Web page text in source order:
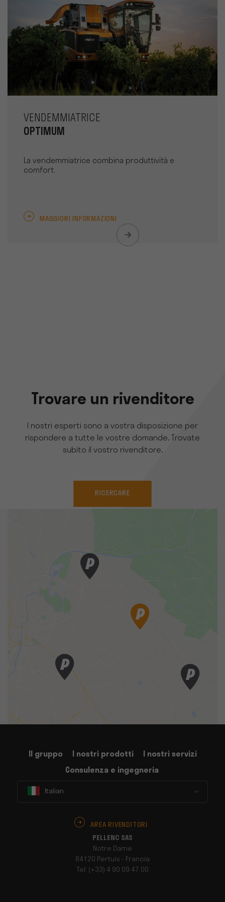
VENDEMMIATRICE
OPTIMUM
La vendemmiatrice combina produttività e
comfort.
MAGGIORI INFORMAZIONI
Trovare un rivenditore
I nostri esperti sono a vostra disposizione per
rispondere a tutte le vostre domande. Trovate
subito il vostro rivenditore.
RICERCARE
Il gruppo I nostri prodotti
I nostri servizi
Consulenza e ingegneria
Italian
AREA RIVENDITORI
PELLENC SAS
Notre Dame
84120 Pertuis - Francia
Tel: (+33) 4 90 09 47 00